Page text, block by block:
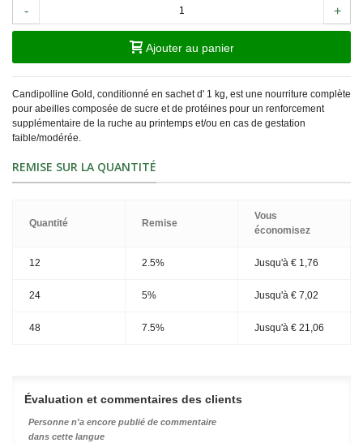
- +
Ajouter au panier
Candipolline Gold, conditionné en sachet d' 1 kg, est une nourriture complète
pour abeilles composée de sucre et de protéines pour un renforcement
supplémentaire de la ruche au printemps et/ou en cas de gestation
faible/modérée.
REMISE SUR LA QUANTITÉ
Quantité Remise
Vous
économisez
12 2.5% Jusqu'à € 1,76
24 5% Jusqu'à € 7,02
48 7.5% Jusqu'à € 21,06
Évaluation et commentaires des clients
Personne n'a encore publié de commentaire
dans cette langue